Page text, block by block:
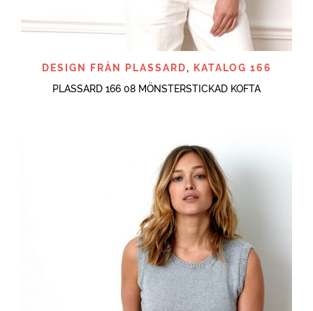
DESIGN FRÅN PLASSARD, KATALOG 166
PLASSARD 166 08 MÖNSTERSTICKAD KOFTA